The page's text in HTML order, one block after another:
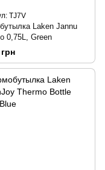
TJ7V
Laken Jannu
0,75L, Green